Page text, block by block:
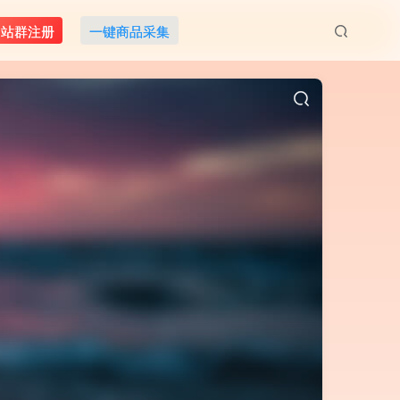
群注册 一键商品采集